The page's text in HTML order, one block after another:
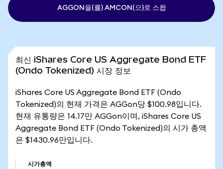
AGGON을(를) AMCON(으)로 스왑
최신 iShares Core US Aggregate Bond ETF
(Ondo Tokenized) 시장 정보
iShares Core US Aggregate Bond ETF (Ondo
Tokenized)의 현재 가격은 AGGon당 $100.98입니다.
현재 유통량은 14.17만 AGGon이며, iShares Core US
Aggregate Bond ETF (Ondo Tokenized)의 시가 총액
은 $1430.96만입니다.
시가총액